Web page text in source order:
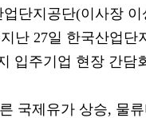
단지공단(이사장
난 27일 한국산업단
입주기업 현장 간담
국제유가 상승, 물